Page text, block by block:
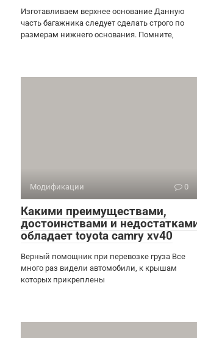
Изготавливаем верхнее основание Данную
часть багажника следует сделать строго по
размерам нижнего основания. Помните,
Модификации 0
Какими преимуществами,
достоинствами и
обладает toyota camry xv40
Верный помощник при перевозке груза Все
много раз видели автомобили, к крышам
которых прикреплены